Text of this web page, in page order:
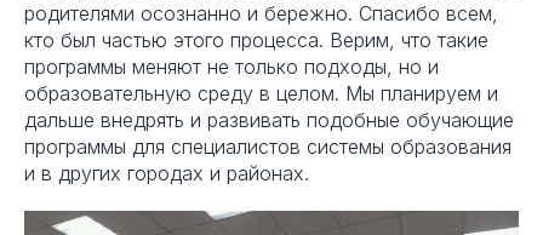
родителями осознанно и бережно. Спасибо всем,
кто был частью этого процесса. Верим, что такие
программы меняют не только подходы, но и
образовательную среду в целом. Мы планируем и
дальше внедрять и развивать подобные обучающие
программы для специалистов системы образования
и в других городах и районах.